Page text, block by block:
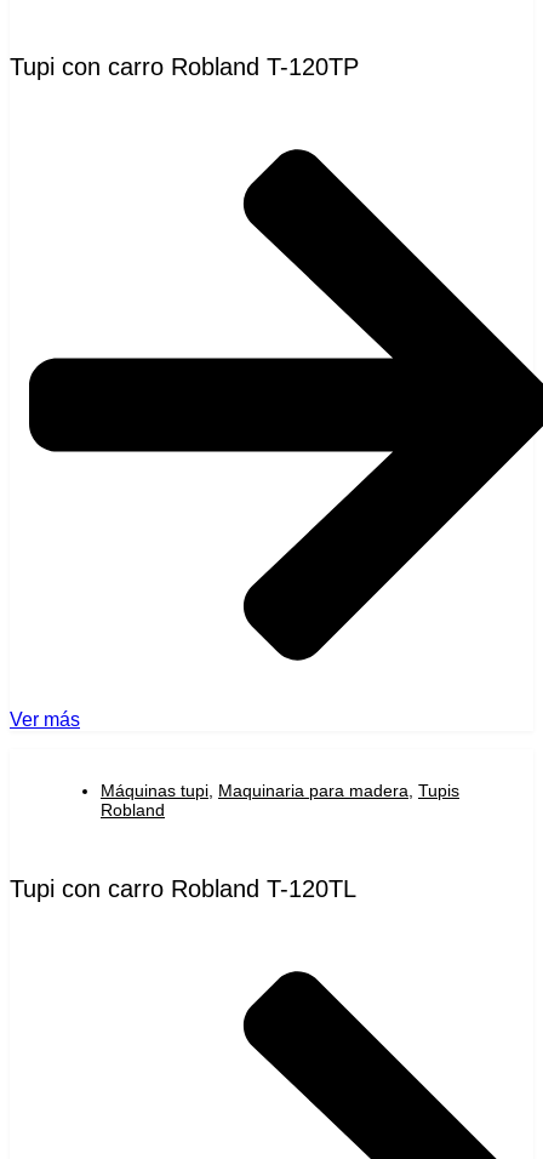
Tupi con carro Robland T-120TP
Ver más
Máquinas tupi Maquinaria para madera Tupis
Robland
Tupi con carro Robland T-120TL